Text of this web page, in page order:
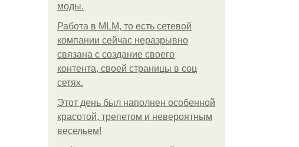
моды.
Работа в MLM, то есть сетевой
компании сейчас неразрывно
связана с создание своего
контента, своей страницы в соц
сетях.
Этот день был наполнен особенной
красотой, трепетом и невероятным
весельем!